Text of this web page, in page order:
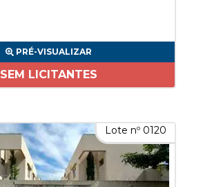
PRÉ-VISUALIZAR
SEM LICITANTES
Lote nº 0120